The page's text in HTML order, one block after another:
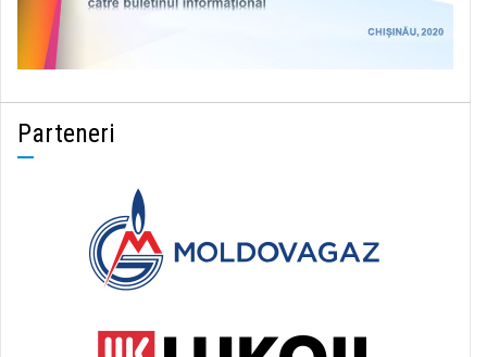
Parteneri